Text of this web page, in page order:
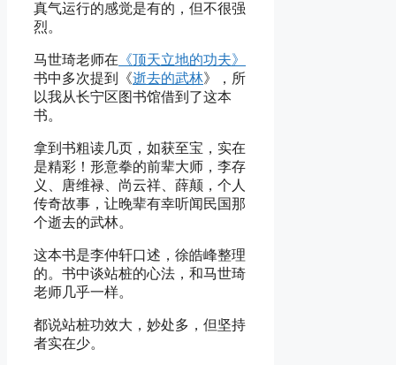
真气运行的感觉是有的，但不很强
烈。
马世琦老师在 《顶天立地的功夫》
书中多次提到《逝去的武林》，所
以我从长宁区图书馆借到了这本
书。
拿到书粗读几页，如获至宝，实在
是精彩！形意拳的前辈大师，李存
义、唐维禄、尚云祥、薛颠，个人
传奇故事，让晚辈有幸听闻民国那
个逝去的武林。
这本书是李仲轩口述，徐皓峰整理
的。书中谈站桩的心法，和马世琦
老师几乎一样。
都说站桩功效大，妙处多，但坚持
者实在少。